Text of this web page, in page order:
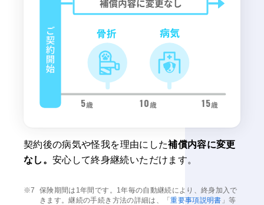
5 10 15
契約後の病気や怪我を理由にした補償内容に変更
なし。安心して終身継続いただけます。
保険期間は1年間です。1年毎の自動継続により、終身加入で
きます。継続の手続き方法の詳細は、「重要事項説明書 」等